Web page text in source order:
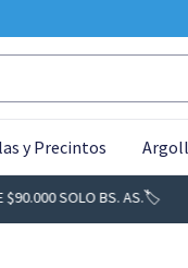
y Precintos
SOLO BS. AS.🏷️ 🔥